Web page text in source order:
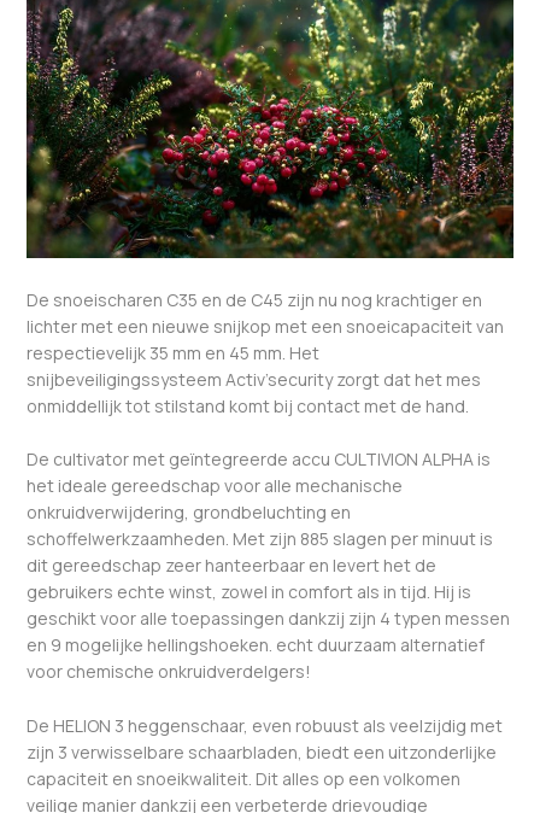
De snoeischaren C35 en de C45 zijn nu nog krachtiger en
lichter met een nieuwe snijkop met een snoeicapaciteit van
respectievelijk 35 mm en 45 mm. Het
snijbeveiligingssysteem Activ’security zorgt dat het mes
onmiddellijk tot stilstand komt bij contact met de hand.
De cultivator met geïntegreerde accu CULTIVION ALPHA is
het ideale gereedschap voor alle mechanische
onkruidverwijdering, grondbeluchting en
schoffelwerkzaamheden. Met zijn 885 slagen per minuut is
dit gereedschap zeer hanteerbaar en levert het de
gebruikers echte winst, zowel in comfort als in tijd. Hij is
geschikt voor alle toepassingen dankzij zijn 4 typen messen
en 9 mogelijke hellingshoeken. echt duurzaam alternatief
voor chemische onkruidverdelgers!
De HELION 3 heggenschaar, even robuust als veelzijdig met
zijn 3 verwisselbare schaarbladen, biedt een uitzonderlijke
capaciteit en snoeikwaliteit. Dit alles op een volkomen
veilige manier dankzij een verbeterde drievoudige